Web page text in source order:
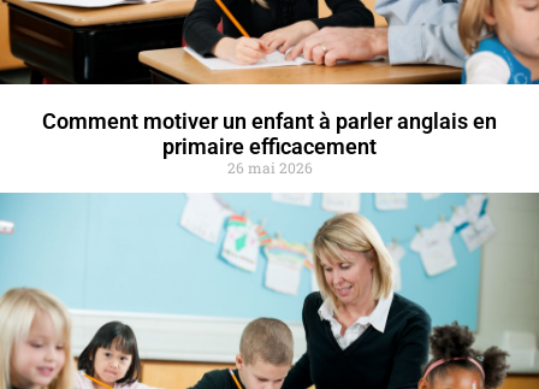
Comment motiver un enfant à parler anglais en
primaire efficacement
26 mai 2026